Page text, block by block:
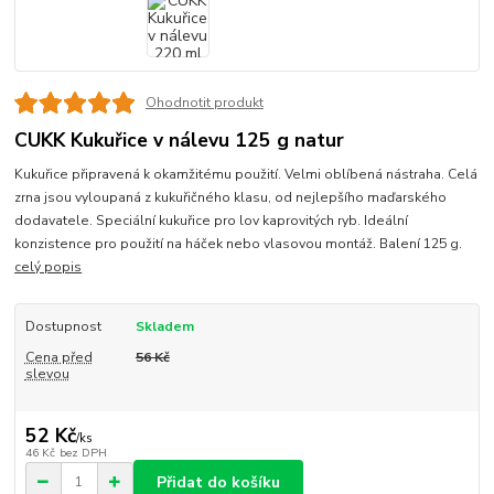
Ohodnotit produkt
CUKK Kukuřice v nálevu 125 g natur
Kukuřice připravená k okamžitému použití. Velmi oblíbená nástraha. Celá
zrna jsou vyloupaná z kukuřičného klasu, od nejlepšího maďarského
dodavatele. Speciální kukuřice pro lov kaprovitých ryb. Ideální
konzistence pro použití na háček nebo vlasovou montáž. Balení 125 g.
celý popis
Dostupnost
Skladem
Cena před
slevou
56 Kč
52 Kč/ks
46 Kč bez DPH
Přidat do košíku